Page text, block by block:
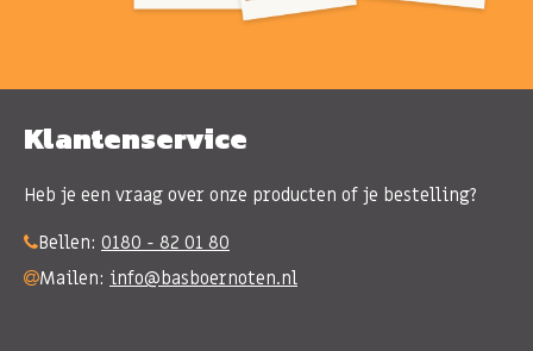
Klantenservice
Heb je een vraag over onze producten of je bestelling?
Bellen: 0180 - 82 01 80
Mailen: info@basboernoten.nl